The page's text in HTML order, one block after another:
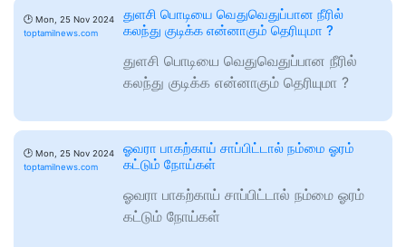
🕑 Mon, 25 Nov 2024
toptamilnews.com
துளசி பொடியை வெதுவெதுப்பான நீரில்
கலந்து குடிக்க என்னாகும் தெரியுமா ?
துளசி பொடியை வெதுவெதுப்பான நீரில்
கலந்து குடிக்க என்னாகும் தெரியுமா ?
🕑 Mon, 25 Nov 2024
toptamilnews.com
ஓவரா பாகற்காய் சாப்பிட்டால் நம்மை ஓரம்
கட்டும் நோய்கள்
ஓவரா பாகற்காய் சாப்பிட்டால் நம்மை ஓரம்
கட்டும் நோய்கள்